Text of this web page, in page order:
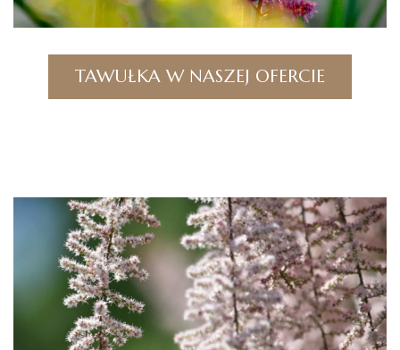
TAWUŁKA W NASZEJ OFERCIE